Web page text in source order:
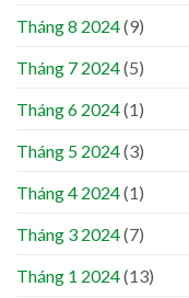
Tháng 8 2024(9)
Tháng 7 2024(5)
Tháng 6 2024(1)
Tháng 5 2024(3)
Tháng 4 2024(1)
Tháng 3 2024(7)
Tháng 1 2024(13)